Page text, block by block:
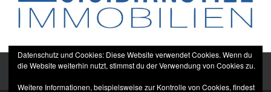
Datenschutz und Cookies: Diese Website verwendet Cookies. Wenn du
die Website weiterhin nutzt, stimmst du der Verwendung von Cookies zu.
Weitere Informationen, beispielsweise zur Kontrolle von Cookies, findest